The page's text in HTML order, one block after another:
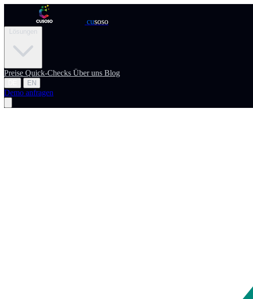
cusoso
Lösungen
Preise Quick-Checks Über uns Blog
EN
Demo anfragen